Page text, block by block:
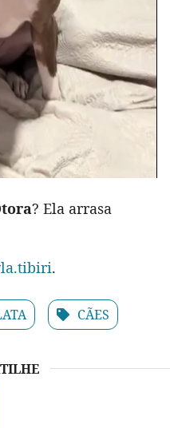
? Ela arrasa
.
CÃES